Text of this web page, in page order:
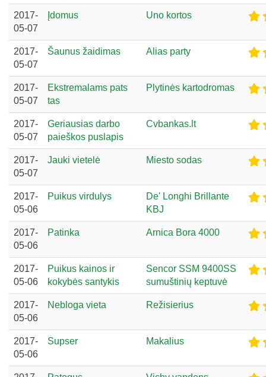
2017-
05-07
Įdomus Uno kortos
2017-
05-07
Šaunus žaidimas Alias party
2017-
05-07
Ekstremalams pats
tas
Plytinės kartodromas
2017-
05-07
Geriausias darbo
paieškos puslapis
Cvbankas.lt
2017-
05-07
Jauki vietelė Miesto sodas
2017-
05-06
Puikus virdulys
De' Longhi Brillante
KBJ
2017-
05-06
Patinka Arnica Bora 4000
2017-
05-06
Puikus kainos ir
kokybės santykis
Sencor SSM 9400SS
sumuštinių keptuvė
2017-
05-06
Nebloga vieta Režisierius
2017-
05-06
Supser Makalius